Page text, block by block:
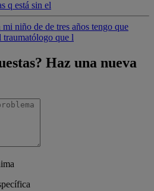
q está sin el
niño de de tres años tengo que
traumatólogo que l
Haz una nueva